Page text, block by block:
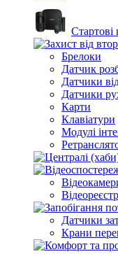
Стартові
Брелоки
Датчик
Датчики
Датчики
Карти
Клавіатури
Модулі
Датчики
Крани